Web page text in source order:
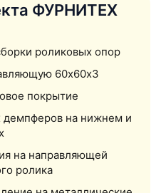
ФУРНИТЕХ
роликовых опор
60х60х3
покрытие
демпферов на нижнем и
на направляющей
ролика